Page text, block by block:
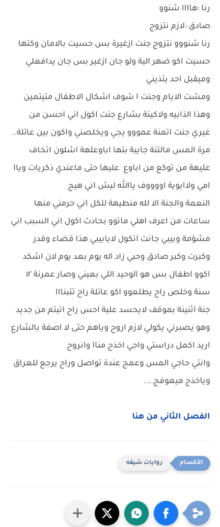
رنا :هاااا شنوو
صادق :لازم نتزوج
رنا شنووو نتزوج جنت ازغيرة بس حسيت بالامان وكتها
حسيت اكو ضهر الية ولو جان ازغير بس جان يدافعلي
وميقبل احد يئذيني
ومشت الايام وجنت ا شوف اشكال الاطفال متيتمين
وهذا الذابيه ولاكينة بشارع جنت اكول اني احسن من
غيري جنت اتمنة عمووو يجي ويخلصني واكون بين عائلة..
مرة المس مالتنة جايبة بتها اباوعلهة اشلون اتخاف
عليهة من توكع من اباوع عليها حتى ماعندي ذكريات وياا
امي ولاابوية اووووف ياالله ليش اني هيج
النعمة والجنة الا لله منطيهة للكل اني حرمني منها
ساعات من اعرف اهلي ماتوو بحادث اكول اني السبب اني
مشؤمة وبيبي جانت اتكول لايابيبي هذا قضاء وقدر
وكبرت وكبر صادق وحبي زاد اله يوم بعد يوم لان اشكد
اكوو اطفال بس هو الوحيد اللي بعيني وصار عمرنة ١٢
سنة وخلص راح يطلعوو اكو عائلة راح تتبنااا
جنة اثنينة بموقف لايحسد علية احس راح اتيتم من جديد
وهو يصبرني يكولي لازم اروح وياهم حتى لا اصفة بالشارع
اريد اكمل دراستي واجي اخذج مناا وانروح
وانتي حاجي المس وعمج عندة تواصل وراح يرجع للعراق
وياخذج ميعوفج....
الفصل الثاني من هنا
روايات شيقه